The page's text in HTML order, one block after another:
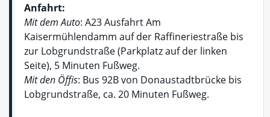
Anfahrt:
Mit dem Auto: A23 Ausfahrt Am
Kaisermühlendamm auf der Raffineriestraße bis
zur Lobgrundstraße (Parkplatz auf der linken
Seite), 5 Minuten Fußweg.
Mit den Öffis: Bus 92B von Donaustadtbrücke bis
Lobgrundstraße, ca. 20 Minuten Fußweg.